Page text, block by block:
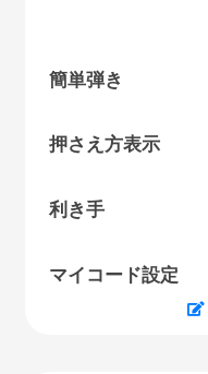
簡単弾き
押さえ方表示
利き手
マイコード設定